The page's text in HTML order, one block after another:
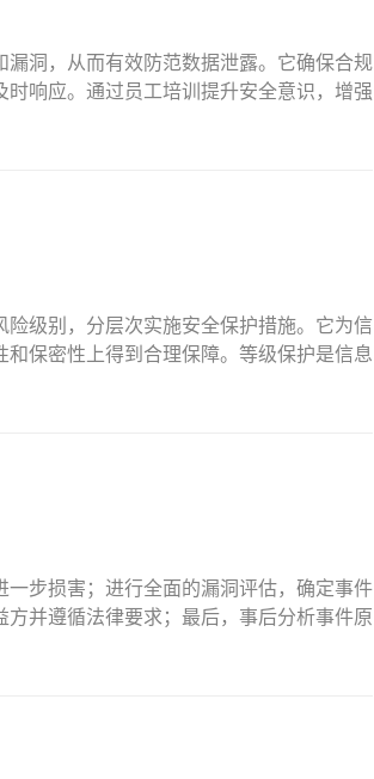
洞，从而有效防范数据泄露。它确保合规
响应。通过员工培训提升安全意识，增强
级别，分层次实施安全保护措施。它为信
保密性上得到合理保障。等级保护是信息
步损害；进行全面的漏洞评估，确定事件
并遵循法律要求；最后，事后分析事件原